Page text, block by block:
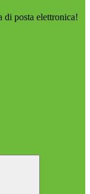
di posta elettronica!